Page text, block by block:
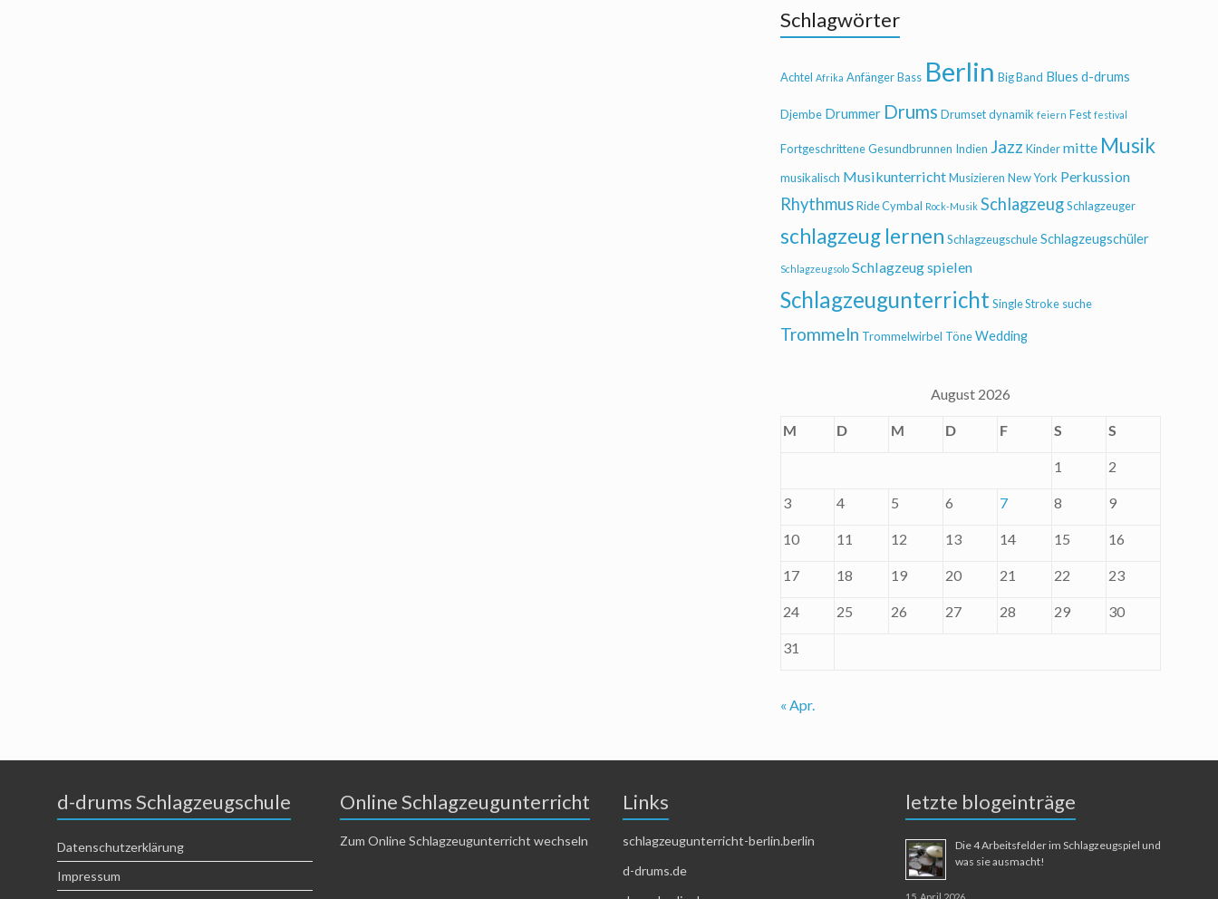
Schlagwörter
Achtel Afrika AnfängerBass Berlin Big Band Blues d-drums
Djembe Drummer Drums Drumsetdynamik feiern Fest festival
FortgeschritteneGesundbrunnen Indien Jazz Kindermitte Musik
musikalisch MusikunterrichtMusizieren New York Perkussion
RhythmusRide Cymbal Rock-Musik SchlagzeugSchlagzeuger
schlagzeug lernen SchlagzeugschuleSchlagzeugschüler
Schlagzeugsolo Schlagzeug spielen
SchlagzeugunterrichtSingle Stroke suche
Trommeln Trommelwirbel TöneWedding
August 2026
M D M D F S S
1 2
3 4 5 6 7 8 9
10 11 12 13 14 15 16
17 18 19 20 21 22 23
24 25 26 27 28 29 30
31
« Apr.
d-drums Schlagzeugschule
Datenschutzerklärung
Impressum
Online Schlagzeugunterricht
Zum Online Schlagzeugunterricht wechseln
Links
schlagzeugunterricht-berlin.berlin
d-drums.de
letzte blogeinträge
Die 4 Arbeitsfelder im Schlagzeugspiel und
was sie ausmacht!